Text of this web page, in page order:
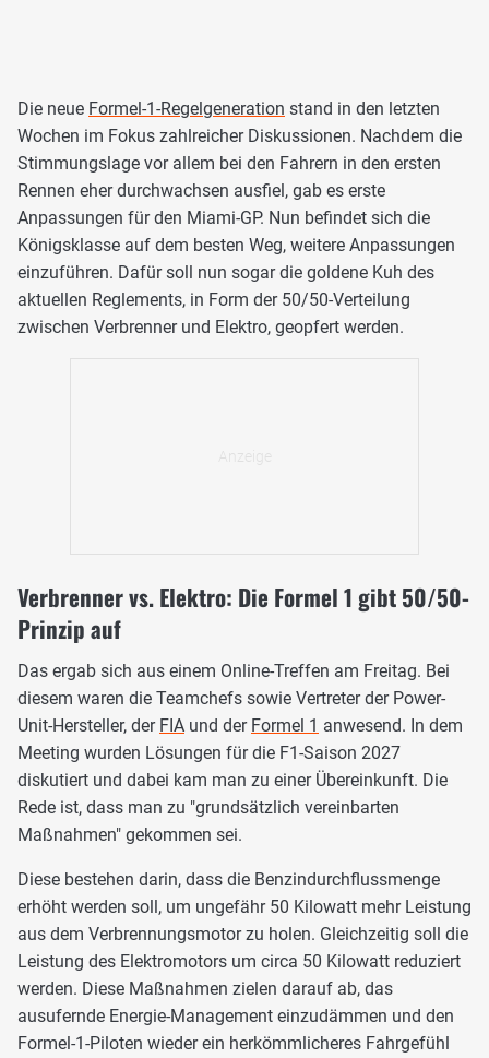
Die neue Formel-1-Regelgeneration stand in den letzten
Wochen im Fokus zahlreicher Diskussionen. Nachdem die
Stimmungslage vor allem bei den Fahrern in den ersten
Rennen eher durchwachsen ausfiel, gab es erste
Anpassungen für den Miami-GP. Nun befindet sich die
Königsklasse auf dem besten Weg, weitere Anpassungen
einzuführen. Dafür soll nun sogar die goldene Kuh des
aktuellen Reglements, in Form der 50/50-Verteilung
zwischen Verbrenner und Elektro, geopfert werden.
Verbrenner vs. Elektro: Die Formel 1 gibt 50/50-
Prinzip auf
Das ergab sich aus einem Online-Treffen am Freitag. Bei
diesem waren die Teamchefs sowie Vertreter der Power-
Unit-Hersteller, der FIA und der Formel 1 anwesend. In dem
Meeting wurden Lösungen für die F1-Saison 2027
diskutiert und dabei kam man zu einer Übereinkunft. Die
Rede ist, dass man zu "grundsätzlich vereinbarten
Maßnahmen" gekommen sei.
Diese bestehen darin, dass die Benzindurchflussmenge
erhöht werden soll, um ungefähr 50 Kilowatt mehr Leistung
aus dem Verbrennungsmotor zu holen. Gleichzeitig soll die
Leistung des Elektromotors um circa 50 Kilowatt reduziert
werden. Diese Maßnahmen zielen darauf ab, das
ausufernde Energie-Management einzudämmen und den
Formel-1-Piloten wieder ein herkömmlicheres Fahrgefühl